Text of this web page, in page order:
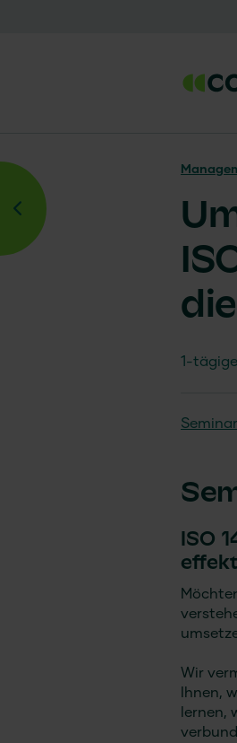
1-
ISO
Wir
Ihnen,
lernen,